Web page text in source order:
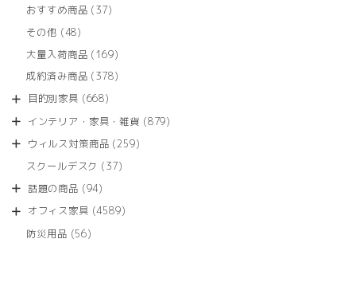
商
の
商
おすすめ商品 3737
商
その他 4848
の
商
大量入荷商品 169169
の
成約済み商品 378378
商
目的別家具 668668
の
商
インテリア・家具・雑貨 879879
ウィルス対策商品 259259
スクールデスク 3737
商
話題の商品 9494
の
オフィス家具 45894589
防災用品 5656